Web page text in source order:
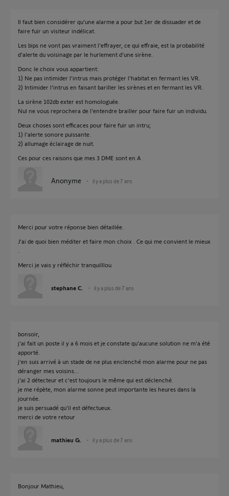
Il faut bien considérer qu'une alarme a pour but 1er de dissuader et de
faire fuir un visiteur indélicat.
Les bips ne vont pas vraiment l'effrayer, ce qui effraie, est la probabilité
d'alerte du voisinage par le hurlement d'une sirène.
Donc le choix vous appartient:
1) Ne pas intimider l'intrus mais protéger l'habitat en fermant les VR.
2) Intimider l'intrus en faisant bariller les sirènes et en fermant les VR.
La sirène 102db exter est homologuée.
Nul ne vous reprochera de l'entendre brailler pour faire fuir un individu.
Deux choses sont efficaces pour faire fuir un intru;
1) l'alerte sonore puissante.
2) allumage éclairage de nuit.
Ces pour ces raisons que mes 3 DME sont en A
Anonyme il y a plus de 7 ans
Merci pour votre réponse bien détaillée.
J'ai de quoi bien méditer et faire mon choix . Ce qui me convient le mieux
Merci je vais y réfléchir tranquilllou
stephane C. il y a plus de 7 ans
bonsoir,
j'ai fait un poste il y a 6 mois et je constate qu'aucune solution ne m'a été
apporté.
j'en suis arrivé à un stade de ne plus enclenché mon alarme pour ne pas
déranger mes voisins...
j'ai 2 détecteur et c'est toujours le même qui est déclenché.
je me répète, mon alarme sonne peut importante les heures dans la
journée.
je suis persuadé qu'il est défectueux.
merci de votre retour
mathieu G. il y a plus de 7 ans
Bonjour Mathieu,